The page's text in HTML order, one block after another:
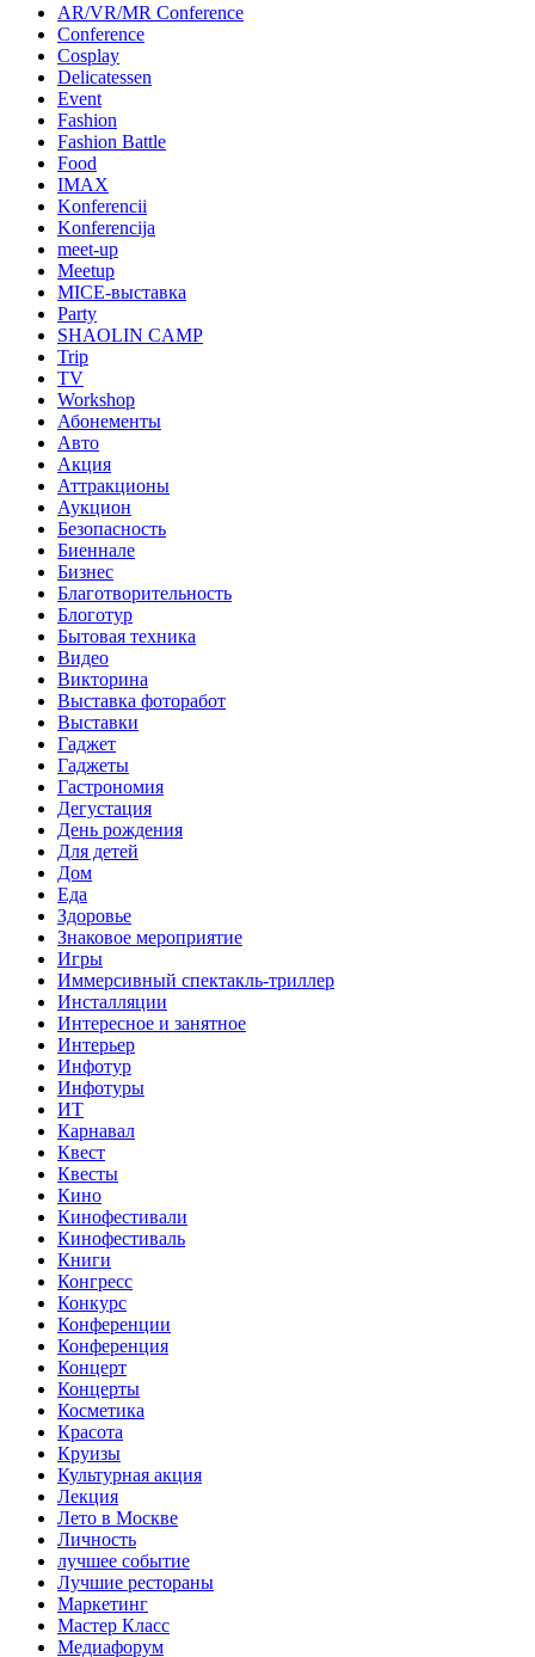
AR/VR/MR Conference
Conference
Cosplay
Delicatessen
Event
Fashion
Fashion Battle
Food
IMAX
Konferencii
Konferencija
meet-up
Meetup
MICE-выставка
Party
SHAOLIN CAMP
Trip
TV
Workshop
Абонементы
Авто
Акция
Аттракционы
Аукцион
Безопасность
Биеннале
Бизнес
Благотворительность
Блоготур
Бытовая техника
Видео
Викторина
Выставка фоторабот
Выставки
Гаджет
Гаджеты
Гастрономия
Дегустация
День рождения
Для детей
Дом
Еда
Здоровье
Знаковое мероприятие
Игры
Иммерсивный спектакль-триллер
Инсталляции
Интересное и занятное
Интерьер
Инфотур
Инфотуры
ИТ
Карнавал
Квест
Квесты
Кино
Кинофестивали
Кинофестиваль
Книги
Конгресс
Конкурс
Конференции
Конференция
Концерт
Концерты
Косметика
Красота
Круизы
Культурная акция
Лекция
Лето в Москве
Личность
лучшее событие
Лучшие рестораны
Маркетинг
Мастер Класс
Медиафорум